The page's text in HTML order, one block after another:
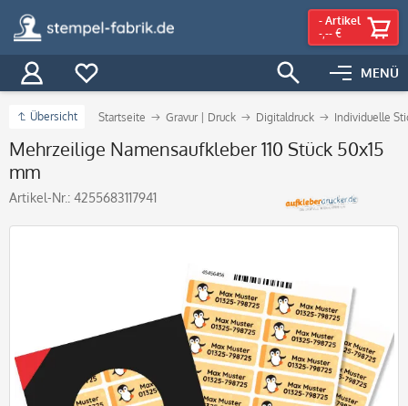
MENÜ
- Artikel
-,-- €
Übersicht Startseite Gravur | Druck Digitaldruck Individuelle
Mehrzeilige Namensaufkleber 110 Stück 50x15
mm
Artikel-Nr.: 4255683117941